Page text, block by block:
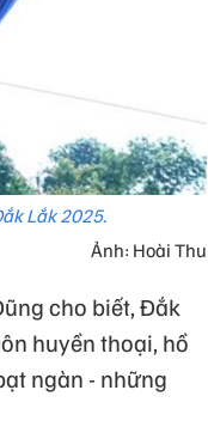
Lắk 2025.
Ảnh: Hoài Thu
cho biết, Đắk
huyền thoại, hồ
ngàn - những